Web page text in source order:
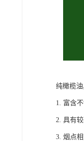
纯橄榄油
1. 富含
2. 具有
3. 烟点